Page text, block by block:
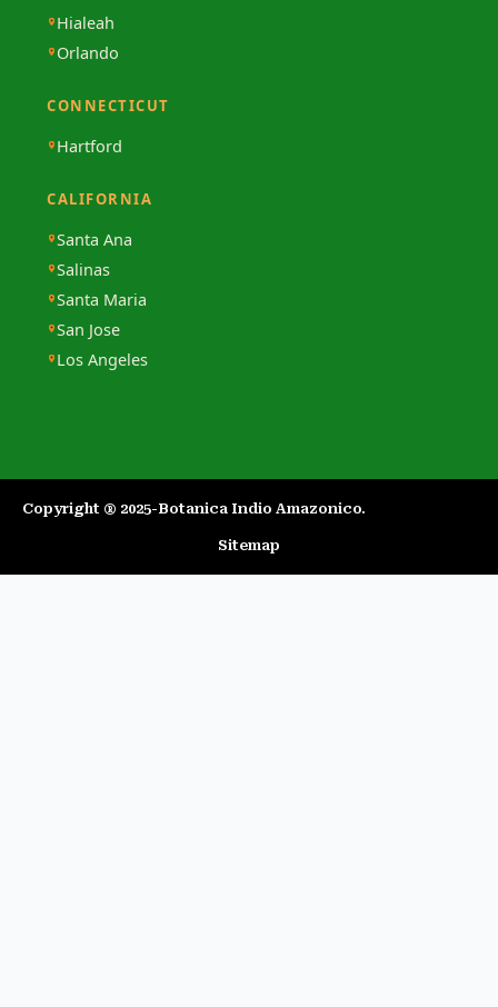
Hialeah
Orlando
CONNECTICUT
Hartford
CALIFORNIA
Santa Ana
Salinas
Santa Maria
San Jose
Los Angeles
Copyright ® 2025-Botanica Indio Amazonico.​
Sitemap